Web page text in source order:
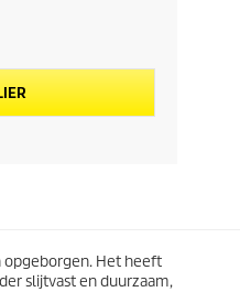
opgeborgen. Het heeft
slijtvast en duurzaam,